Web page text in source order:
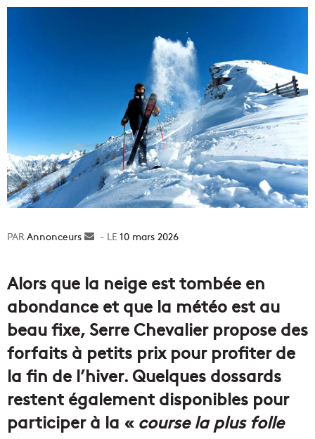
Annonceurs
Envoyer10 mars 2026
Alors que la neige est tombée en
abondance et que la météo est au
beau fixe, Serre Chevalier propose des
forfaits à petits prix pour profiter de
la fin de l’hiver. Quelques dossards
restent également disponibles pour
participer à la « course la plus folle